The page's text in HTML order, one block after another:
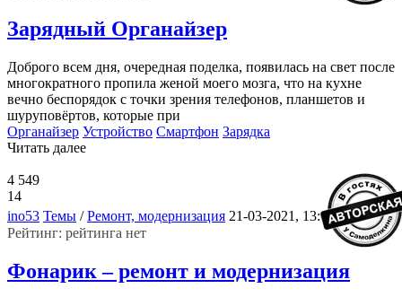
Зарядный Органайзер
Доброго всем дня, очередная поделка, появилась на свет после
многократного пропила женой моего мозга, что на кухне
вечно беспорядок с точки зрения телефонов, планшетов и
шуруповёртов, которые при
Органайзер Устройство Смартфон Зарядка
Читать далее
4 549
14
ino53 Темы /Ремонт, модернизация 21-03-2021, 13:01 2
Рейтинг: рейтинга нет
Фонарик – ремонт и модернизация